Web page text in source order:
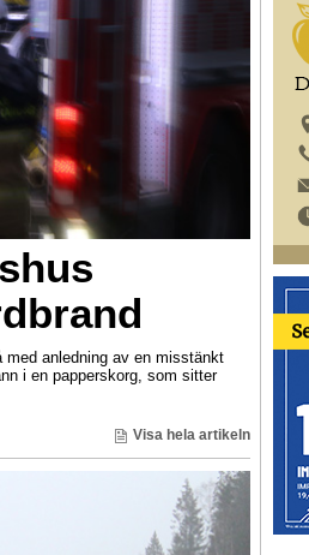
anledning av en misstänkt
i en papperskorg, som sitter
Visa hela artikeln